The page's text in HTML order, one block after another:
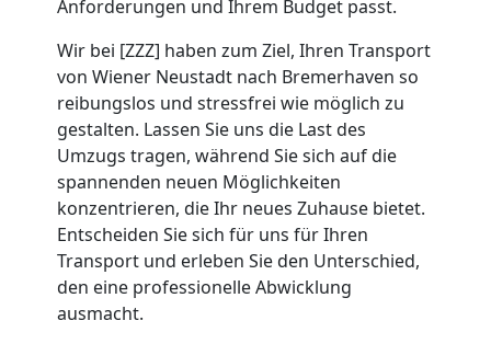
Anforderungen und Ihrem Budget passt.
Wir bei [ZZZ] haben zum Ziel, Ihren Transport
von Wiener Neustadt nach Bremerhaven so
reibungslos und stressfrei wie möglich zu
gestalten. Lassen Sie uns die Last des
Umzugs tragen, während Sie sich auf die
spannenden neuen Möglichkeiten
konzentrieren, die Ihr neues Zuhause bietet.
Entscheiden Sie sich für uns für Ihren
Transport und erleben Sie den Unterschied,
den eine professionelle Abwicklung
ausmacht.
Beiladung
Wiener
Neustadt
Mini
Umzug
Wiener